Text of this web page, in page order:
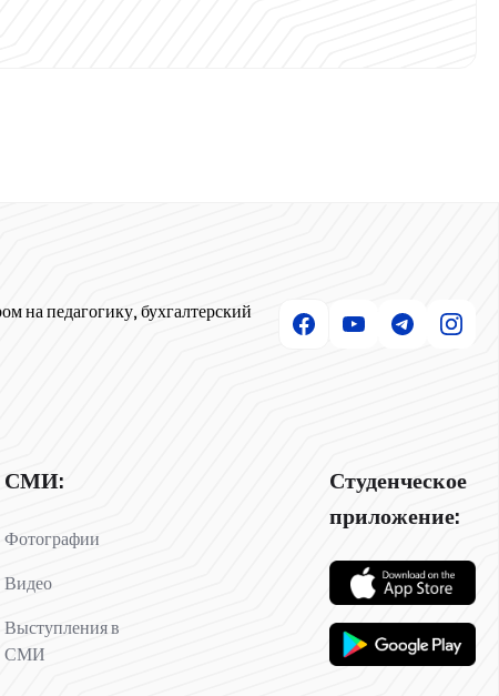
на педагогику, бухгалтерский
СМИ:
Фотографии
Видео
Выступления в
СМИ
Студенческое
приложение: